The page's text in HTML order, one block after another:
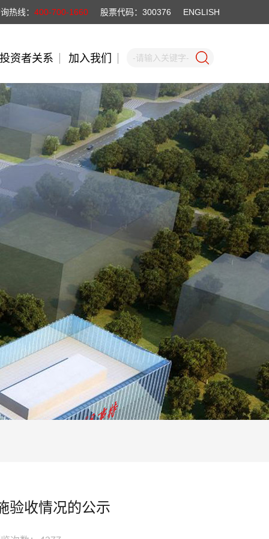
热线： 400-700-1660 股票代码：300376 ENGLISH
投资者关系 加入我们
验收情况的公示